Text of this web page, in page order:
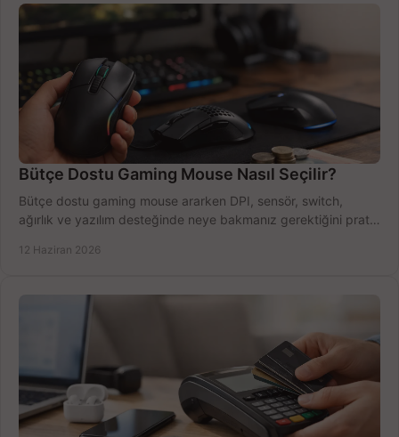
Bütçe Dostu Gaming Mouse Nasıl Seçilir?
Bütçe dostu gaming mouse ararken DPI, sensör, switch,
ağırlık ve yazılım desteğinde neye bakmanız gerektiğini pratik
12 Haziran 2026